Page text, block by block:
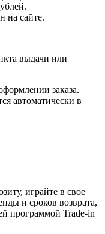
на сайте.
выдачи или
заказа.
автоматически в
играйте в свое
и сроков возврата,
программой Trade-in